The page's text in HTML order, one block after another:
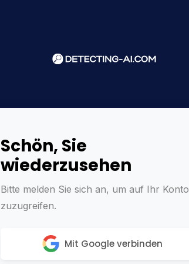
Schön, Sie
wiederzusehen
Bitte melden Sie sich an, um auf Ihr Konto
zuzugreifen.
Mit Google verbinden